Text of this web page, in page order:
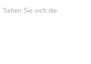
Sehen Sie sich die